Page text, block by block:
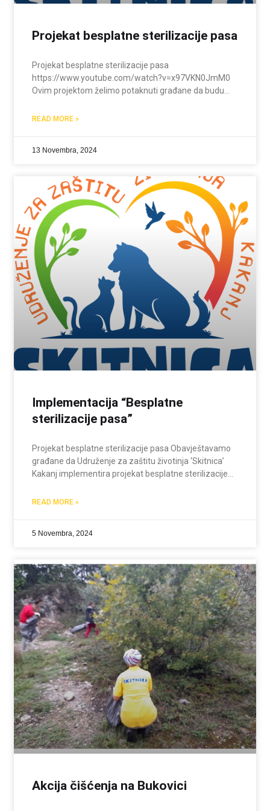
Projekat besplatne sterilizacije pasa
Projekat besplatne sterilizacije pasa
https://www.youtube.com/watch?v=x97VKN0JmM0
Ovim projektom želimo potaknuti građane da budu
doprinesemo smanjenju broja napuštenih pasa na
READ MORE »
13 Novembra, 2024
Implementacija “Besplatne
sterilizacije pasa”
Projekat besplatne sterilizacije pasa Obavještavamo
građane da Udruženje za zaštitu životinja ‘Skitnica’
Kakanj implementira projekat besplatne sterilizacije
prijavu i učešće u projektu je da pas bude vakcinisan.
READ MORE »
5 Novembra, 2024
Akcija čišćenja na Bukovici​